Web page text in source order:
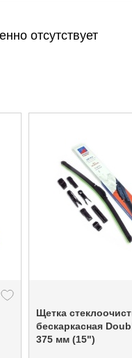
отсутствует
Щетка
бескаркасная
375 мм (15")